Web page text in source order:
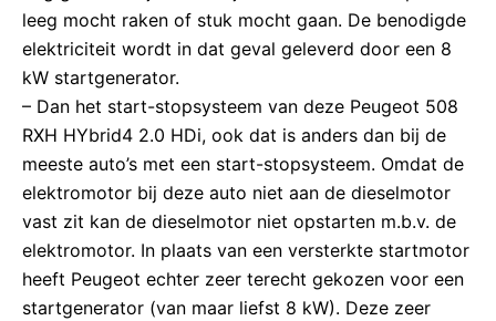
leeg mocht raken of stuk mocht gaan. De benodigde
elektriciteit wordt in dat geval geleverd door een 8
kW startgenerator.
– Dan het start-stopsysteem van deze Peugeot 508
RXH HYbrid4 2.0 HDi, ook dat is anders dan bij de
meeste auto’s met een start-stopsysteem. Omdat de
elektromotor bij deze auto niet aan de dieselmotor
vast zit kan de dieselmotor niet opstarten m.b.v. de
elektromotor. In plaats van een versterkte startmotor
heeft Peugeot echter zeer terecht gekozen voor een
startgenerator (van maar liefst 8 kW). Deze zeer